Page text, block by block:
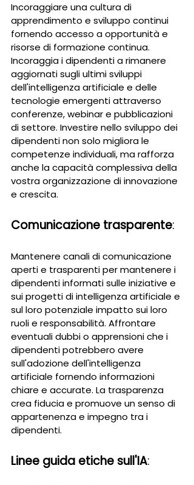
Incoraggiare una cultura di
apprendimento e sviluppo continui
fornendo accesso a opportunità e
risorse di formazione continua.
Incoraggia i dipendenti a rimanere
aggiornati sugli ultimi sviluppi
dell'intelligenza artificiale e delle
tecnologie emergenti attraverso
conferenze, webinar e pubblicazioni
di settore. Investire nello sviluppo dei
dipendenti non solo migliora le
competenze individuali, ma rafforza
anche la capacità complessiva della
vostra organizzazione di innovazione
e crescita.
Comunicazione trasparente:
Mantenere canali di comunicazione
aperti e trasparenti per mantenere i
dipendenti informati sulle iniziative e
sui progetti di intelligenza artificiale e
sul loro potenziale impatto sui loro
ruoli e responsabilità. Affrontare
eventuali dubbi o apprensioni che i
dipendenti potrebbero avere
sull'adozione dell'intelligenza
artificiale fornendo informazioni
chiare e accurate. La trasparenza
crea fiducia e promuove un senso di
appartenenza e impegno tra i
dipendenti.
Linee guida etiche sull'IA: